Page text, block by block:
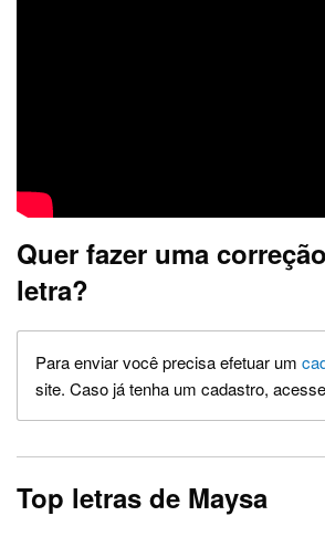
Quer fazer uma
letra?
Para enviar você precisa efetuar um
site. Caso já tenha um cadastro, acesse
Top letras de Maysa